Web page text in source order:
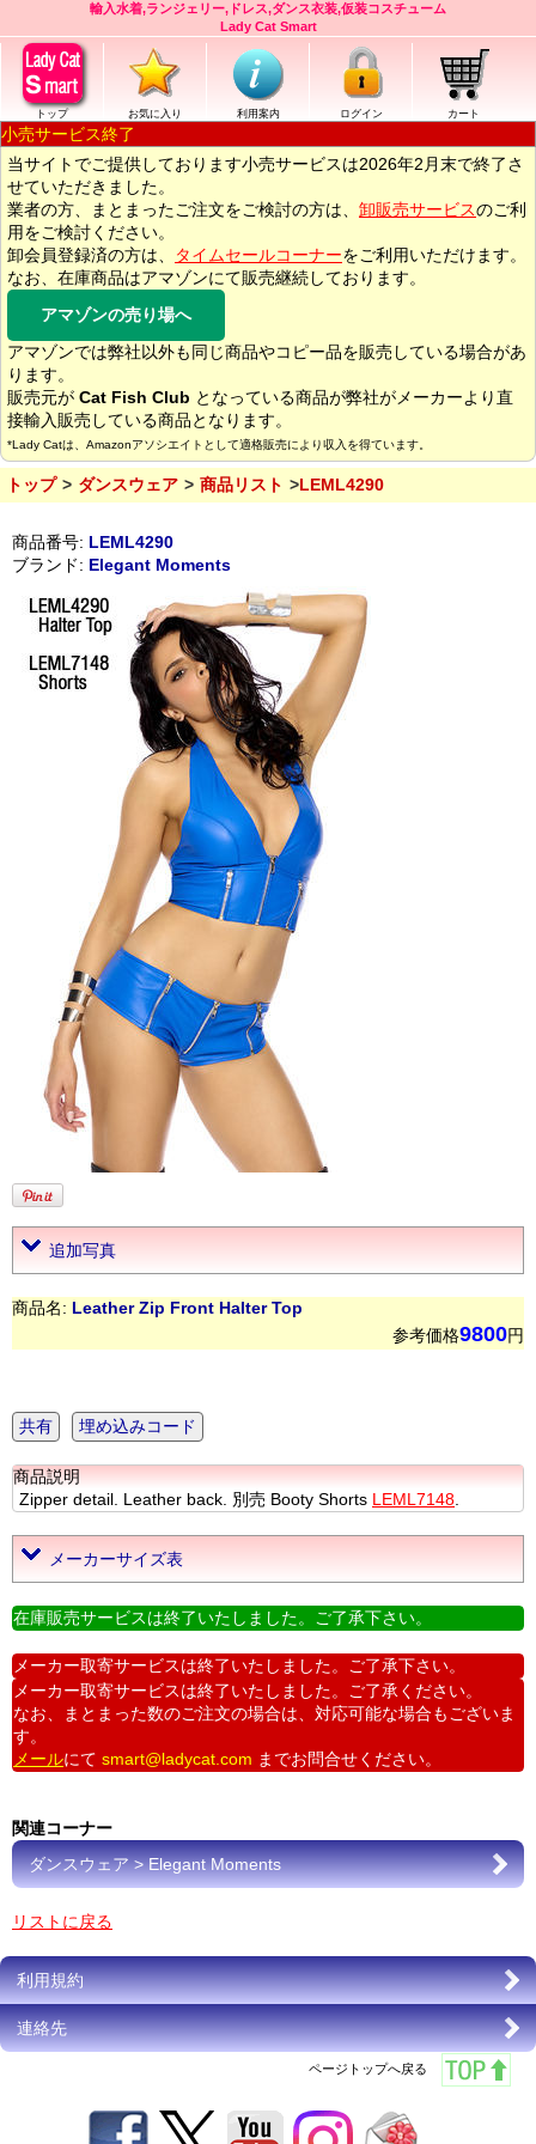
輸入水着,ランジェリー,ドレス,ダンス衣装,仮装コスチューム
Lady Cat Smart
トップ お気に入り 利用案内 ログイン カート
小売サービス終了
当サイトでご提供しております小売サービスは2026年2月末で終了さ
せていただきました。
業者の方、まとまったご注文をご検討の方は、 卸販売サービスのご利
用をご検討ください。
卸会員登録済の方は、
タイムセールコーナーをご利用いただけます。
なお、在庫商品はアマゾンにて販売継続しております。
アマゾンの売り場へ
アマゾンでは弊社以外も同じ商品やコピー品を販売している場合があ
ります。
販売元が Cat Fish Club となっている商品が弊社がメーカーより直
接輸入販売している商品となります。
*Lady Catは、Amazonアソシエイトとして適格販売により収入を得ています。
トップ ダンスウェア 商品リスト LEML4290
商品番号: LEML4290
ブランド: Elegant Moments
追加写真
商品名: Leather Zip Front Halter Top
参考価格9800円
共有 埋め込みコード
商品説明
Zipper detail. Leather back. 別売 Booty Shorts LEML7148
メーカーサイズ表
在庫販売サービスは終了いたしました。ご了承下さい。
メーカー取寄サービスは終了いたしました。ご了承下さい。
メーカー取寄サービスは終了いたしました。ご了承ください。
なお、まとまった数のご注文の場合は、対応可能な場合もございま
す。
メールにて smart@ladycat.com までお問合せください。
関連コーナー
ダンスウェア > Elegant Moments
リストに戻る
利用規約
連絡先
ページトップへ戻る